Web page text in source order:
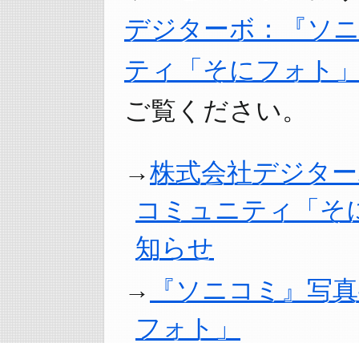
デジターボ：『ソ
ティ「そにフォト
ご覧ください。
株式会社デジタ
コミュニティ「そ
知らせ
『ソニコミ』写
フォト」